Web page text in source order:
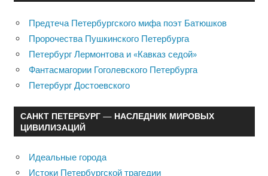
Предтеча Петербургского мифа поэт Батюшков
Пророчества Пушкинского Петербурга
Петербург Лермонтова и «Кавказ седой»
Фантасмагории Гоголевского Петербурга
Петербург Достоевского
САНКТ ПЕТЕРБУРГ — НАСЛЕДНИК МИРОВЫХ
ЦИВИЛИЗАЦИЙ
Идеальные города
Истоки Петербургской трагедии